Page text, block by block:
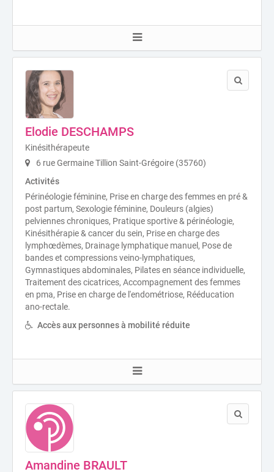
Elodie DESCHAMPS
Kinésithérapeute
6 rue Germaine Tillion Saint-Grégoire (35760)
Activités
Périnéologie féminine, Prise en charge des femmes en pré &
post partum, Sexologie féminine, Douleurs (algies)
pelviennes chroniques, Pratique sportive & périnéologie,
Kinésithérapie & cancer du sein, Prise en charge des
lymphœdèmes, Drainage lymphatique manuel, Pose de
bandes et compressions veino-lymphatiques,
Gymnastiques abdominales, Pilates en séance individuelle,
Traitement des cicatrices, Accompagnement des femmes
en pma, Prise en charge de l'endométriose, Rééducation
ano-rectale.
Accès aux personnes à mobilité réduite
Amandine BRAULT